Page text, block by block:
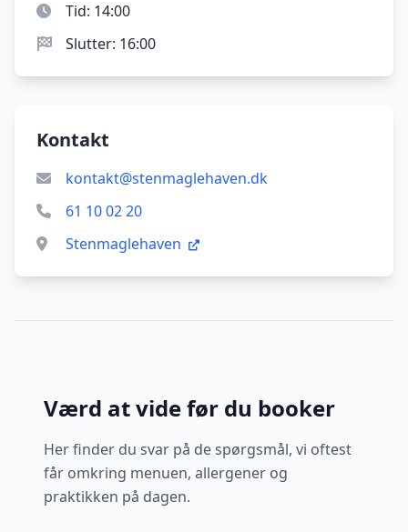
Tid: 14:00
Slutter: 16:00
Kontakt
kontakt@stenmaglehaven.dk
61 10 02 20
Stenmaglehaven
Værd at vide før du booker
Her finder du svar på de spørgsmål, vi oftest
får omkring menuen, allergener og
praktikken på dagen.